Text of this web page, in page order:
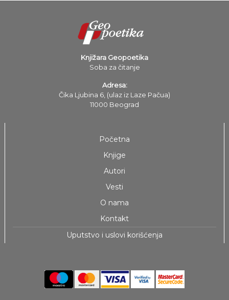
Knjižara Geopoetika
Soba za čitanje
Adresa:
Čika Ljubina 6, (ulaz iz Laze Pačua)
11000 Beograd
Početna
Knjige
Autori
Vesti
O nama
Kontakt
Uputstvo i uslovi korišćenja